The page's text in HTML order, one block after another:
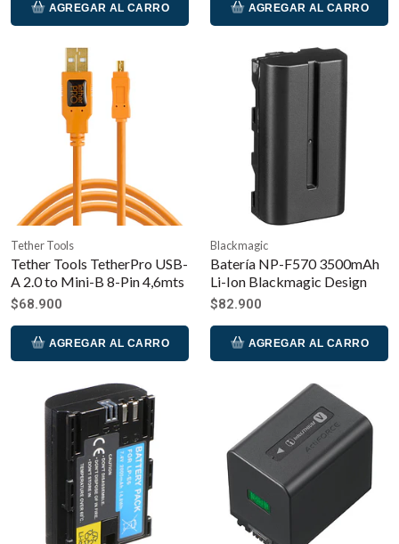
AGREGAR AL CARRO AGREGAR AL CARRO
Tether Tools
Tether Tools TetherPro USB-
A 2.0 to Mini-B 8-Pin 4,6mts
$68.900
AGREGAR AL CARRO
Blackmagic
Batería NP-F570 3500mAh
Li-Ion Blackmagic Design
$82.900
AGREGAR AL CARRO